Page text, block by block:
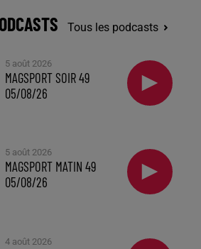
Tous les podcasts
5 août 2026
MAGSPORT SOIR 49
05/08/26
5 août 2026
MAGSPORT MATIN 49
05/08/26
4 août 2026